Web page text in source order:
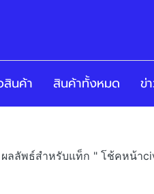
สินค้า สินค้าทั้งหมด ข่
ลลัพธ์สำหรับแท็ก " โช้คหน้า